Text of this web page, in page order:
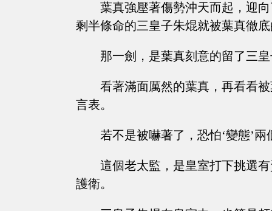
葉真強壓著傷勢沖天而起，迎
剩半條命的三皇子朱焜就被葉真徹
那一劍，是葉真刻意的留了三
看著滿面厲然的葉真，再看看
言表。
若不是被嚇著了，恐怕‘變態’
這個老太監，是皇室打下挑選
護衛。